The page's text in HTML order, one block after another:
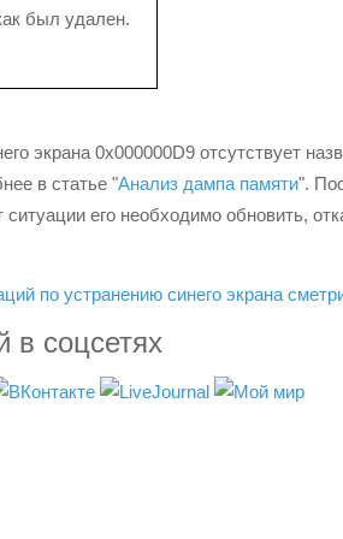
был удален.
экрана 0x000000D9 отсутствует
в статье "Анализ дампа памяти".
его необходимо обновить,
по устранению синего экрана
в соцсетях